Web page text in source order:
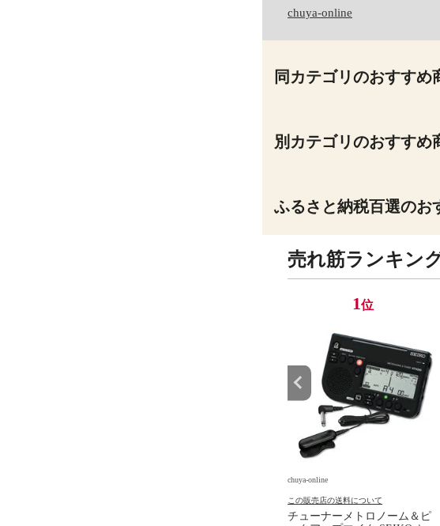
chuya-online
同カテゴリのおすすめ
別カテゴリのおすすめ
ふるさと納税百選のお
売れ筋ランキン
1位
chuya-online
この販売店の送料について
チューナーメトロノーム＆ピ